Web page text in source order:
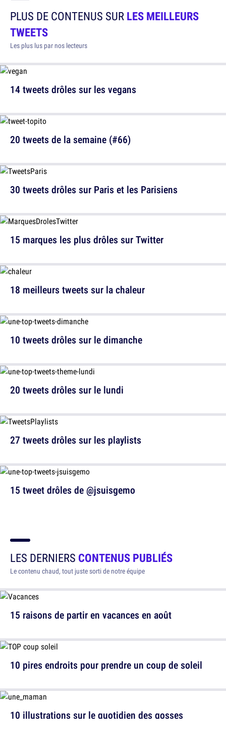
PLUS DE CONTENUS SURLES MEILLEURS
TWEETS
Les plus lus par nos lecteurs
14 tweets drôles sur les vegans
30 tweets drôles sur Paris et les Parisiens
18 meilleurs tweets sur la chaleur
20 tweets drôles sur le lundi
15 tweet drôles de @jsuisgemo
20 tweets de la semaine (#66)
15 marques les plus drôles sur Twitter
10 tweets drôles sur le dimanche
27 tweets drôles sur les playlists
LES DERNIERS CONTENUS PUBLIÉS
Le contenu chaud, tout juste sorti de notre équipe
15 raisons de partir en vacances en août
10 illustrations sur le quotidien des gosses
10 pires endroits pour prendre un coup de soleil